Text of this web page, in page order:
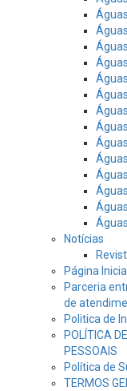
Notícias
Página Inicial
Parceria
de
Politica de
POLÍTICA
PESSOAIS
Política de
TERMOS